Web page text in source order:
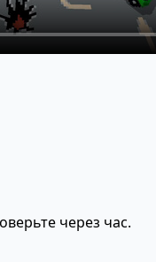
через час.